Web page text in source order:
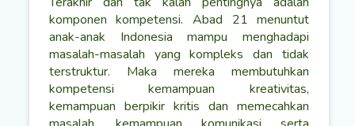
komponen kompetensi. Abad 21 menuntut
anak-anak Indonesia mampu menghadapi
masalah-masalah yang kompleks dan tidak
terstruktur. Maka mereka membutuhkan
kompetensi kemampuan kreativitas,
kemampuan berpikir kritis dan memecahkan